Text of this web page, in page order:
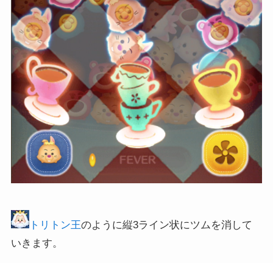
トリトン王のように縦3ライン状にツムを消して
いきます。